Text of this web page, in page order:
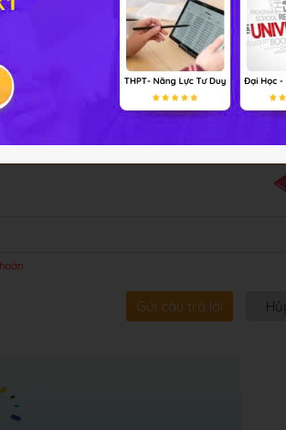
Gửi câu trả lời